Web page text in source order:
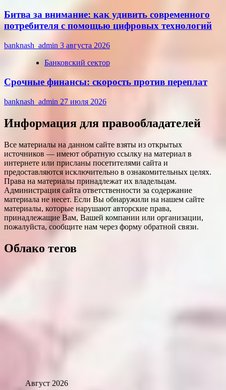
Битва за внимание: как удивить современного
потребителя с помощью цифровых технологий
banknash_admin 3 августа 2026
Банковский сектор
Срочные финансы: скорость против переплат
banknash_admin 27 июля 2026
Информация для правообладателей
Все материалы на данном сайте взяты из открытых
источников — имеют обратную ссылку на материал в
интернете или присланы посетителями сайта и
предоставляются исключительно в ознакомительных целях.
Права на материалы принадлежат их владельцам.
Администрация сайта ответственности за содержание
материала не несет. Если Вы обнаружили на нашем сайте
материалы, которые нарушают авторские права,
принадлежащие Вам, Вашей компании или организации,
пожалуйста, сообщите нам через форму обратной связи.
Облако тегов
Август 2026